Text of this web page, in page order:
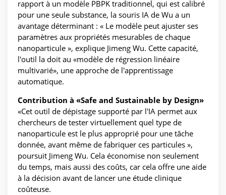
rapport à un modèle PBPK traditionnel, qui est calibré
pour une seule substance, la souris IA de Wu a un
avantage déterminant : « Le modèle peut ajuster ses
paramètres aux propriétés mesurables de chaque
nanoparticule », explique Jimeng Wu. Cette capacité,
l'outil la doit au «modèle de régression linéaire
multivarié», une approche de l'apprentissage
automatique.
Contribution à «Safe and Sustainable by Design»
«Cet outil de dépistage supporté par l'IA permet aux
chercheurs de tester virtuellement quel type de
nanoparticule est le plus approprié pour une tâche
donnée, avant même de fabriquer ces particules »,
poursuit Jimeng Wu. Cela économise non seulement
du temps, mais aussi des coûts, car cela offre une aide
à la décision avant de lancer une étude clinique
coûteuse.